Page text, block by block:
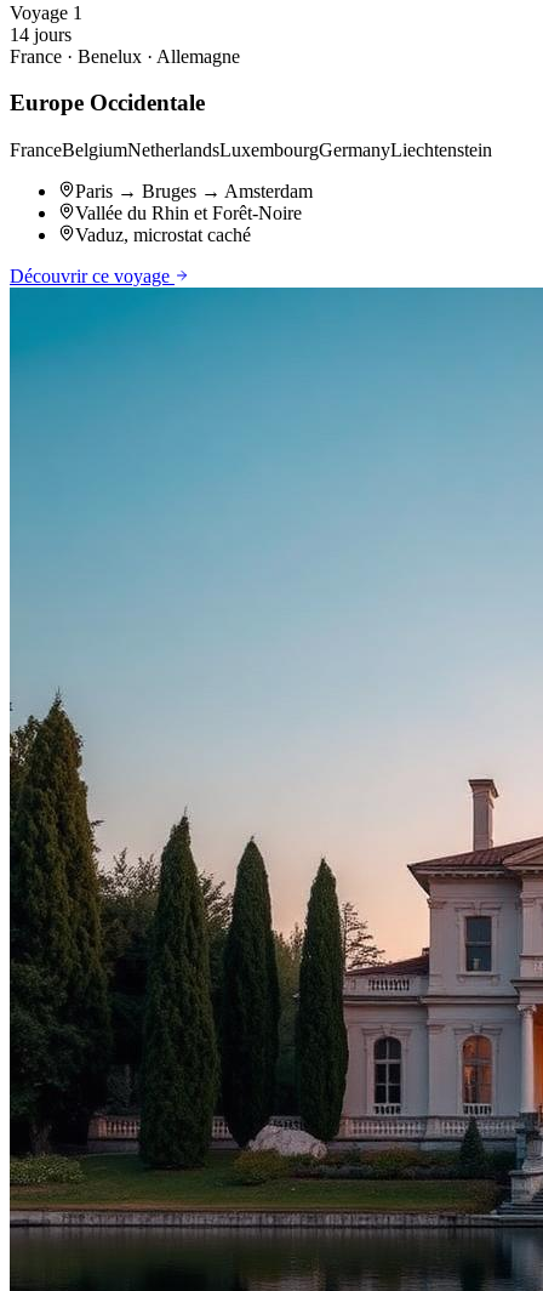
Voyage 1
14 jours
France · Benelux · Allemagne
Europe Occidentale
FranceBelgiumNetherlandsLuxembourgGermanyLiechtenstein
Paris → Bruges → Amsterdam
Vallée du Rhin et Forêt-Noire
Vaduz, microstat caché
Découvrir ce voyage